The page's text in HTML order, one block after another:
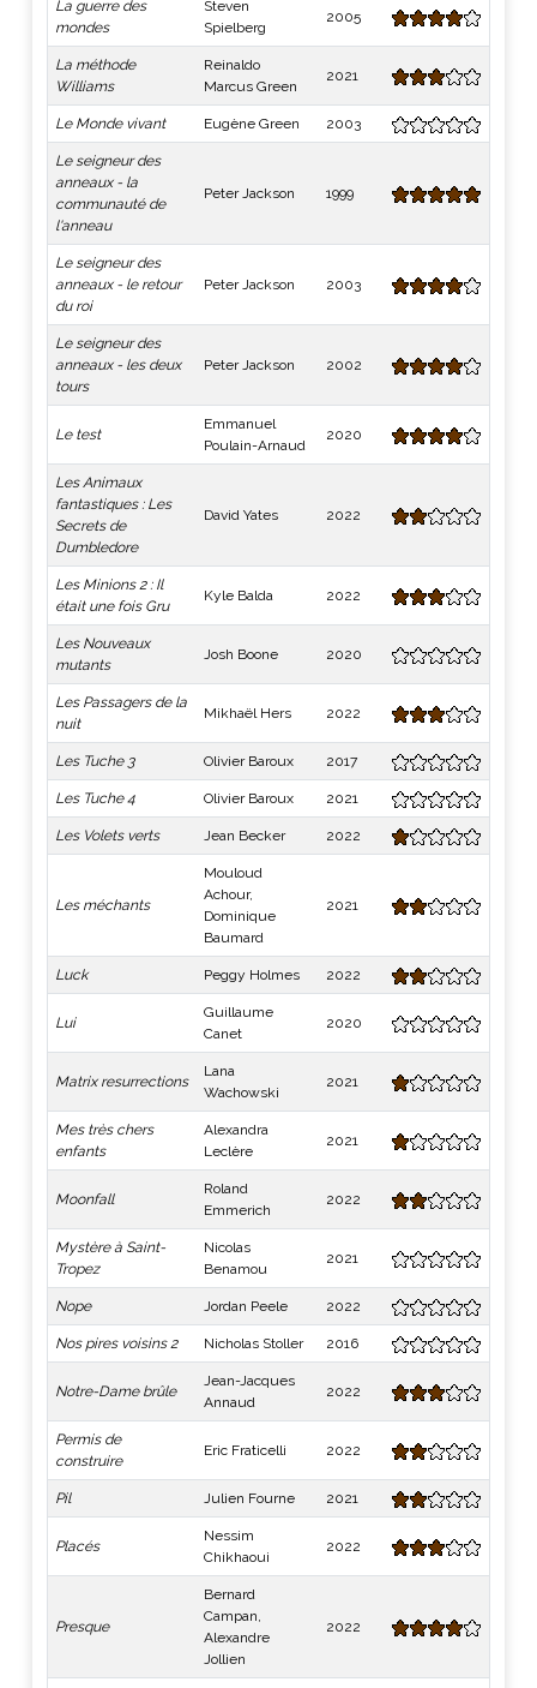
La guerre des
mondes
Steven
Spielberg
2005
La méthode
Williams
Reinaldo
Marcus Green
2021
Le Monde vivant Eugène Green 2003
Le seigneur des
anneaux - la
communauté de
l'anneau
Peter Jackson 1999
Le seigneur des
anneaux - le retour
du roi
Peter Jackson 2003
Le seigneur des
anneaux - les deux
tours
Peter Jackson 2002
Le test
Emmanuel
Poulain-Arnaud
2020
Les Animaux
fantastiques : Les
Secrets de
Dumbledore
David Yates 2022
Les Minions 2 : Il
était une fois Gru
Kyle Balda 2022
Les Nouveaux
mutants
Josh Boone 2020
Les Passagers de la
nuit
Mikhaël Hers 2022
Les Tuche 3 Olivier Baroux 2017
Les Tuche 4 Olivier Baroux 2021
Les Volets verts Jean Becker 2022
Les méchants
Mouloud
Achour,
Dominique
Baumard
2021
Luck Peggy Holmes 2022
Lui
Guillaume
Canet
2020
Matrix resurrections
Lana
Wachowski
2021
Mes très chers
enfants
Alexandra
Leclère
2021
Moonfall
Roland
Emmerich
2022
Mystère à Saint-
Tropez
Nicolas
Benamou
2021
Nope Jordan Peele 2022
Nos pires voisins 2 Nicholas Stoller 2016
Notre-Dame brûle
Jean-Jacques
Annaud
2022
Permis de
construire
Eric Fraticelli 2022
Pil Julien Fourne 2021
Placés
Nessim
Chikhaoui
2022
Presque
Bernard
Campan,
Alexandre
Jollien
2022